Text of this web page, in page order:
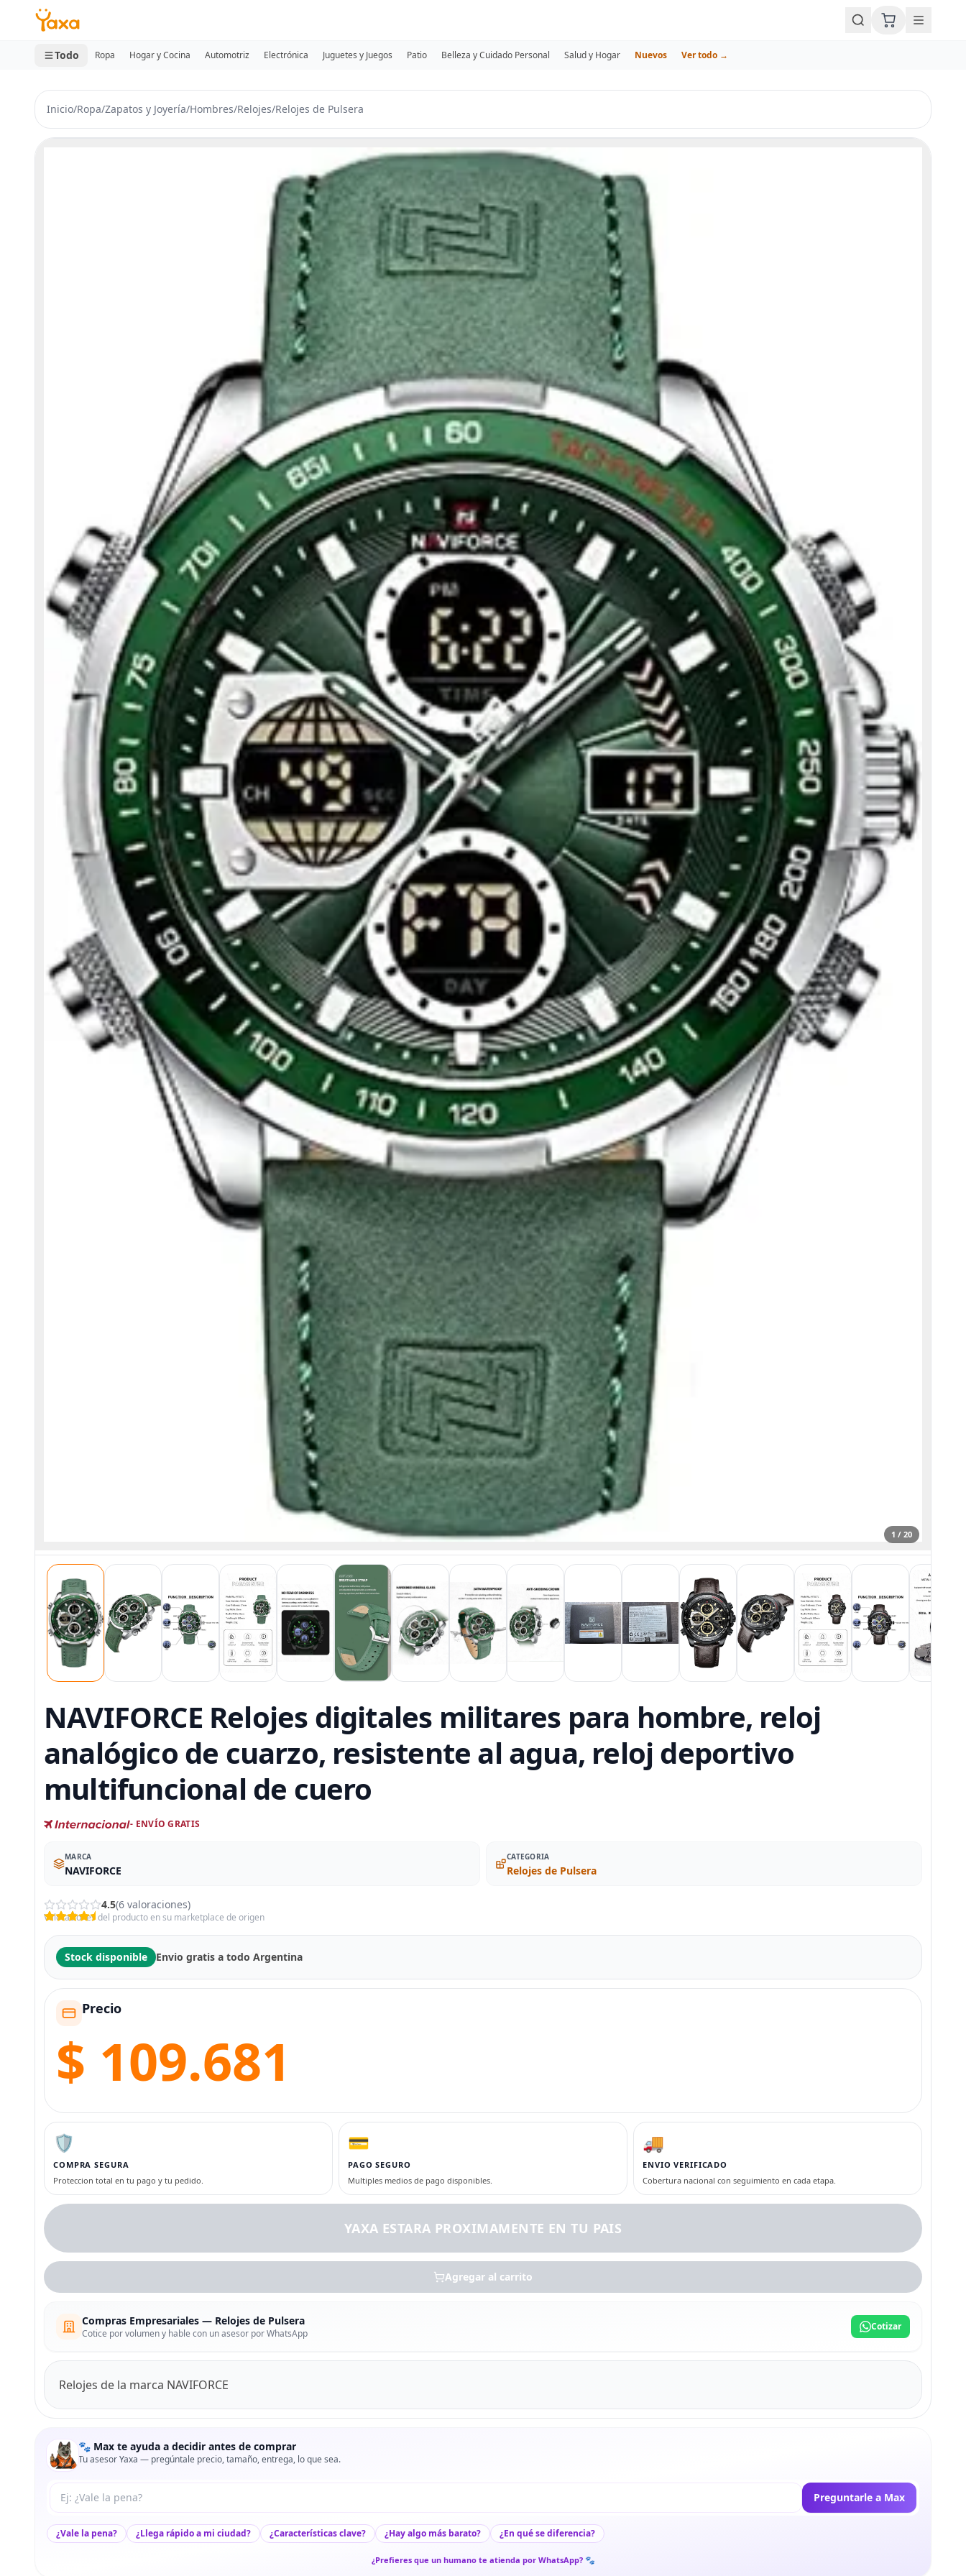
MINI CARRITO
0 productos
Todo Ropa Hogar y Cocina Automotriz Electrónica Juguetes y Juegos Patio Belleza y Cuidado Personal Salud y Hogar Nuevos Ver todo →
Inicio/Ropa/Zapatos y Joyería/Hombres/Relojes/Relojes de Pulsera
1 / 20
NAVIFORCE Relojes digitales militares para hombre, reloj
analógico de cuarzo, resistente al agua, reloj deportivo
multifuncional de cuero
- ENVÍO GRATIS
MARCA
NAVIFORCE
CATEGORIA
Relojes de Pulsera
4.5(6 valoraciones)
Valoraciones del producto en su marketplace de origen
Stock disponible Envio gratis a todo Argentina
Precio
$ 109.681
🛡️
COMPRA SEGURA
Proteccion total en tu pago y tu pedido.
💳
PAGO SEGURO
Multiples medios de pago disponibles.
🚚
ENVIO VERIFICADO
Cobertura nacional con seguimiento en cada etapa.
YAXA ESTARA PROXIMAMENTE EN TU PAIS
Agregar al carrito
Compras Empresariales — Relojes de Pulsera
Cotice por volumen y hable con un asesor por WhatsApp
Cotizar
Relojes de la marca NAVIFORCE
🐾 Max te ayuda a decidir antes de comprar
Tu asesor Yaxa — pregúntale precio, tamaño, entrega, lo que sea.
Tu pregunta a Max Preguntarle a Max
¿Vale la pena? ¿Llega rápido a mi ciudad? ¿Características clave? ¿Hay algo más barato? ¿En qué se diferencia?
¿Prefieres que un humano te atienda por WhatsApp? 🐾